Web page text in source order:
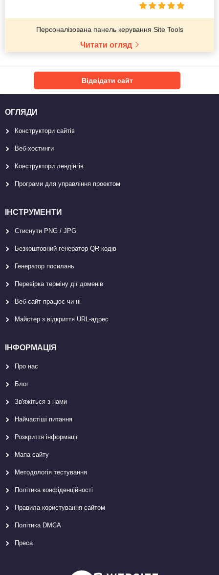
Персоналізована панель керування Site Tools
Читати огляд
Відвідати сайт
ОГЛЯДИ
Конструктори сайтів
Веб-хостинги
Конструктори лендінгів
Програми для управління проектом
ІНСТРУМЕНТИ
Стиснути PNG / JPG
Безкоштовний генератор QR-кодів
Генератор посилань
Перевірка терміну дії доменів
Веб-сайт працює чи ні
Майстер з відкриття URL-aдрес
ІНФОРМАЦІЯ
Про нас
Блог
Зв'яжіться з нами
Найчастіші питання
Розкриття інформації
Мапа сайту
Методологія тестування
Політика конфіденційності
Правила користування сайтом
Політика DMCA
Преса